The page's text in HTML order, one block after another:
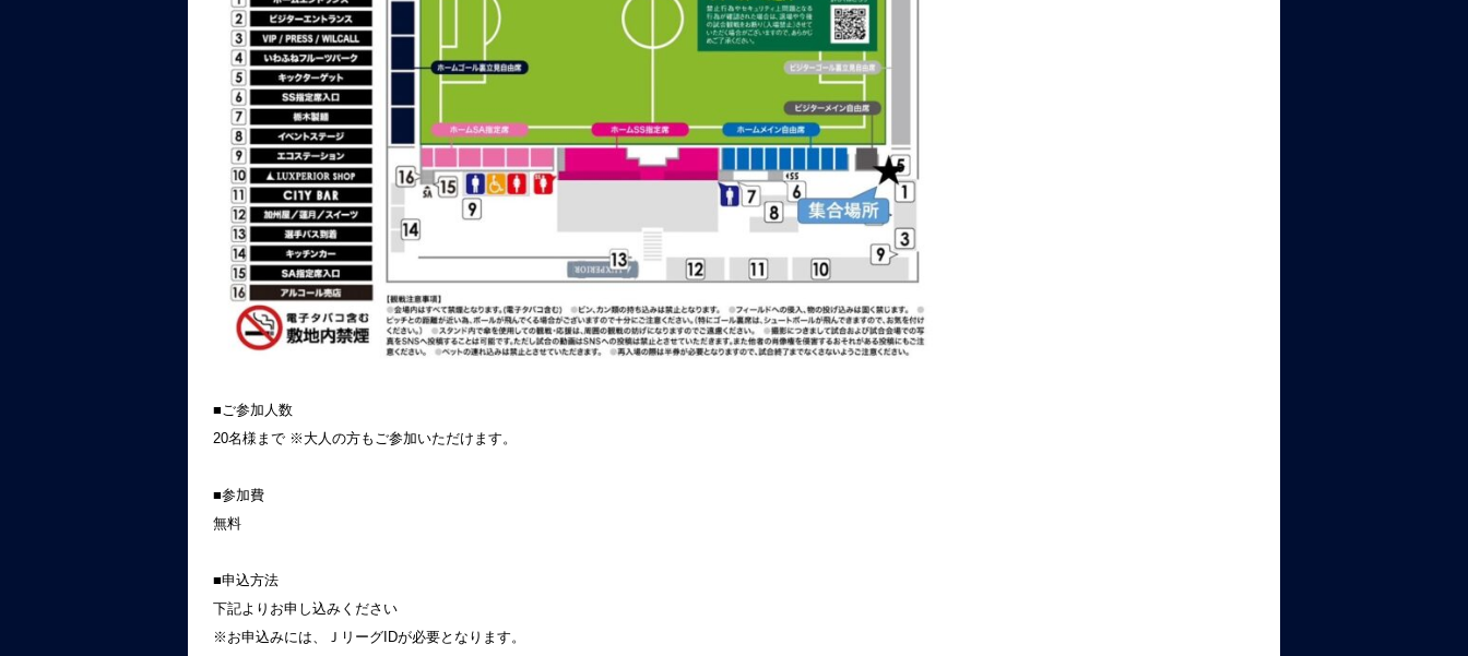
■ご参加人数
20名様まで ※大人の方もご参加いただけます。
■参加費
無料
■申込方法
下記よりお申し込みください
※お申込みには、ＪリーグIDが必要となります。